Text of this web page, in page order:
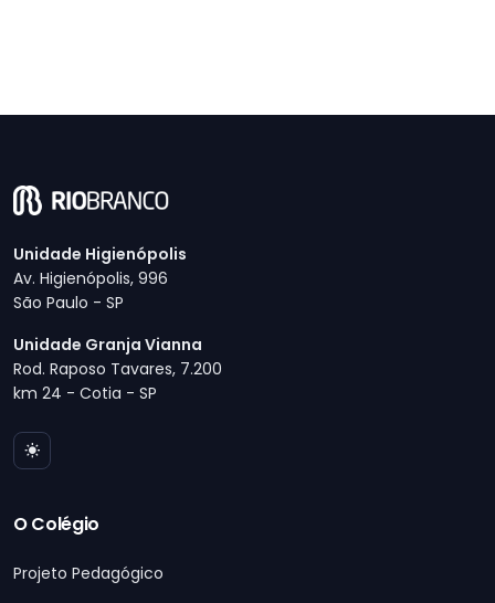
Unidade Higienópolis
Av. Higienópolis, 996
São Paulo - SP
Unidade Granja Vianna
Rod. Raposo Tavares, 7.200
km 24 - Cotia - SP
O Colégio
Projeto Pedagógico